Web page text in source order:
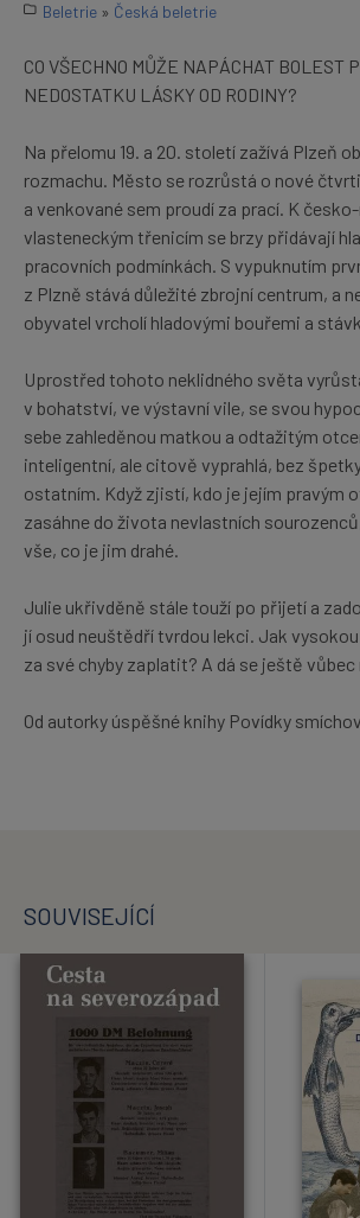
Beletrie » Česká beletrie
CO VŠECHNO MŮŽE NAPÁCHAT BOLEST
NEDOSTATKU LÁSKY OD RODINY?
Na přelomu 19. a 20. století zažívá Plzeň
rozmachu. Město se rozrůstá o nové
a venkované sem proudí za prací. K
vlasteneckým třenicím se brzy přidávají
pracovních podmínkách. S vypuknutím
z Plzně stává důležité zbrojní centrum, a
obyvatel vrcholí hladovými bouřemi a
Uprostřed tohoto neklidného světa
v bohatství, ve výstavní vile, se svou
sebe zahleděnou matkou a odtažitým
inteligentní, ale citově vyprahlá, bez
ostatním. Když zjistí, kdo je jejím pravým
zasáhne do života nevlastních
vše, co je jim drahé.
Julie ukřivděně stále touží po přijetí a
jí osud neuštědří tvrdou lekci. Jak
za své chyby zaplatit? A dá se ještě
Od autorky úspěšné knihy Povídky
SOUVISEJÍCÍ